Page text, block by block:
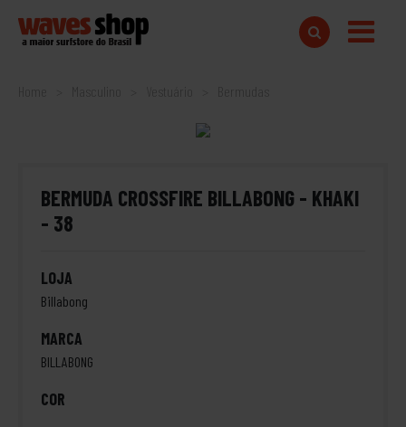
Home Bermudas
BERMUDA CROSSFIRE BILLABONG - KHAKI
- 38
LOJA
Billabong
MARCA
BILLABONG
COR